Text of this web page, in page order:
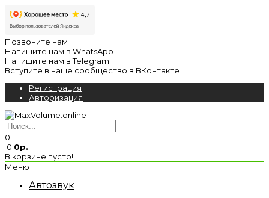
Позвоните нам
Напишите нам в WhatsApp
Напишите нам в Telegram
Вступите в наше сообщество в ВКонтакте
Регистрация
Авторизация
0
0 0р.
В корзине пусто!
Меню
Автозвук